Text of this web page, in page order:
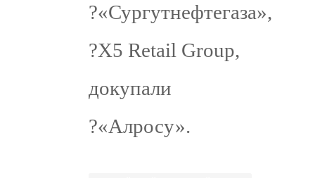
?«Сургутнефтегаза»,
?X5 Retail Group,
докупали
?«Алросу».